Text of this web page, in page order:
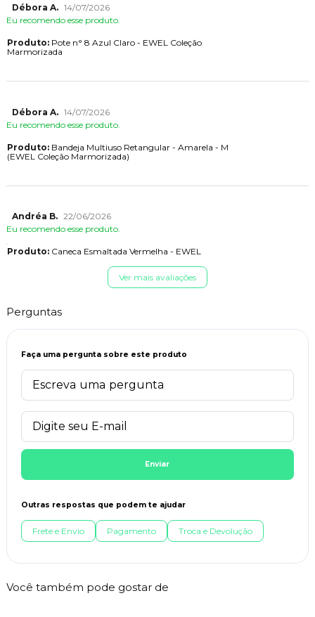
Débora A. 14/07/2026
Eu recomendo esse produto.
Produto:Pote n° 8 Azul Claro - EWEL Coleção
Marmorizada
Débora A. 14/07/2026
Eu recomendo esse produto.
Produto:Bandeja Multiuso Retangular - Amarela - M
(EWEL Coleção Marmorizada)
Andréa B. 22/06/2026
Eu recomendo esse produto.
Produto:Caneca Esmaltada Vermelha - EWEL
Ver mais avaliações
Perguntas
Faça uma pergunta sobre este produto
Enviar
Outras respostas que podem te ajudar
Frete e Envio Pagamento Troca e Devolução
Você também pode gostar de